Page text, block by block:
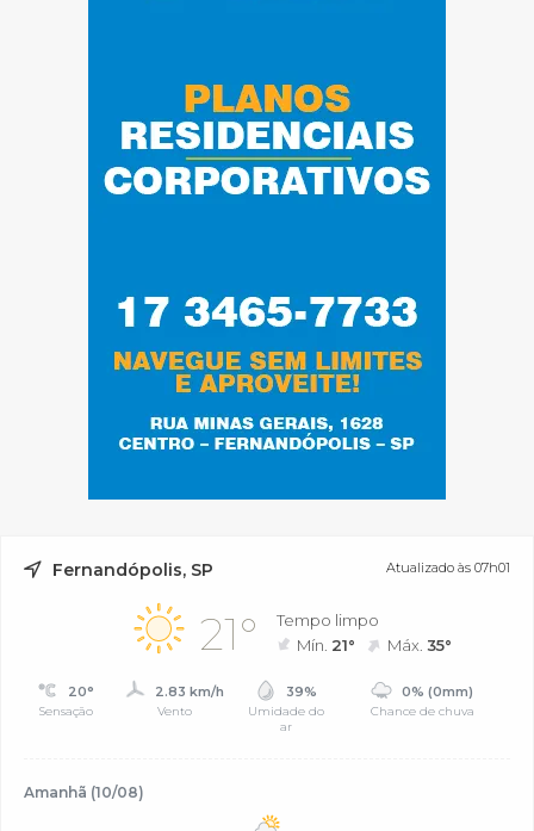
Fernandópolis, SP Atualizado às 07h01
21°
Tempo limpo
Mín. 21° Máx.35°
20°
Sensação
2.83 km/h
Vento
39%
Umidade do
ar
0% (0mm)
Chance de chuva
Amanhã (10/08)